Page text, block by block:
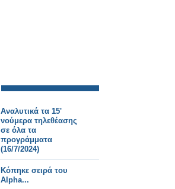
Αναλυτικά τα 15'
νούμερα τηλεθέασης
σε όλα τα
προγράμματα
(16/7/2024)
Κόπηκε σειρά του
Alpha...